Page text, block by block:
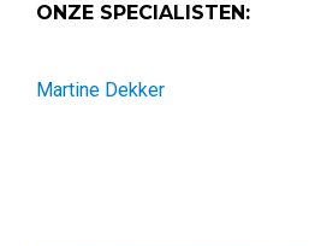
ONZE SPECIALISTEN:
Martine Dekker